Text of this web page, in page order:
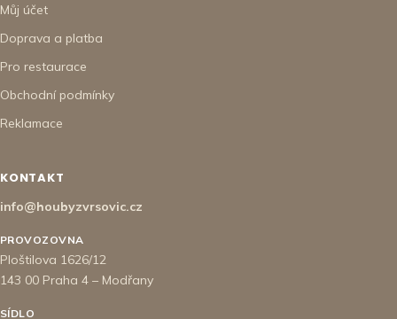
Můj účet
Doprava a platba
Pro restaurace
Obchodní podmínky
Reklamace
KONTAKT
info@houbyzvrsovic.cz
PROVOZOVNA
Ploštilova 1626/12
143 00 Praha 4 – Modřany
SÍDLO